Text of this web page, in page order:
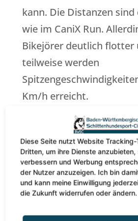
kann. Die Distanzen sind
wie im CaniX Run.
Bikejörer deutlich flotter
teilweise werden
Km/h erreicht.
CaniX Scooter I:
Der Hund zieht einen
Mensch unterstützt
Auch hier gleichen sich
Die Besonderheit beim
Diese Seite nutzt Website
Dritten, um ihre Dienste
verbessern und Werbung
der Nutzer anzuzeigen. Ich bin
und kann meine Einwilligung
die Zukunft widerrufen oder ändern.